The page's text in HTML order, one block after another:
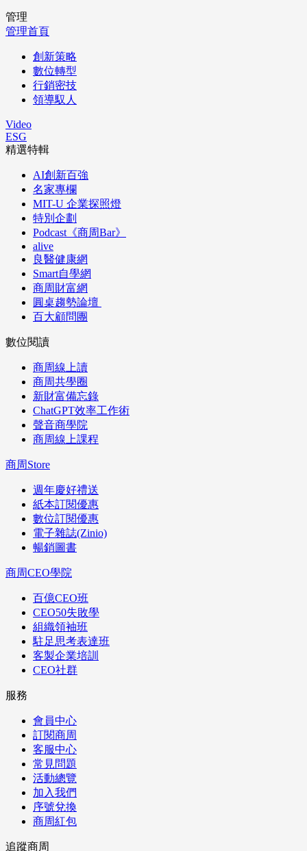
管理
管理首頁
創新策略
數位轉型
行銷密技
領導馭人
Video
ESG
精選特輯
AI創新百強
名家專欄
MIT-U 企業探照燈
特別企劃
Podcast《商周Bar》
alive
良醫健康網
Smart自學網
商周財富網
圓桌趨勢論壇
百大顧問團
數位閱讀
商周線上讀
商周共學圈
新財富備忘錄
ChatGPT效率工作術
聲音商學院
商周線上課程
商周Store
週年慶好禮送
紙本訂閱優惠
數位訂閱優惠
電子雜誌(Zinio)
暢銷圖書
商周CEO學院
百億CEO班
CEO50失敗學
組織領袖班
駐足思考表達班
客製企業培訓
CEO社群
服務
會員中心
訂閱商周
客服中心
常見問題
活動總覽
加入我們
序號兌換
商周紅包
追蹤商周